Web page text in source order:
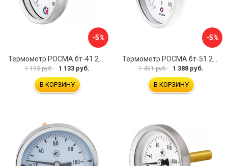
-5%
1 193 руб. 1 133 руб.
В КОРЗИНУ
-5%
1 461 руб. 1 388 руб.
В КОРЗИНУ